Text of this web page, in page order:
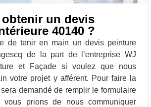
obtenir un devis
40140 ?
de tenir en main un devis peinture
de la part de l’entreprise WJ
et Façade si voulez que nous
votre projet y afférent. Pour faire la
demandé de remplir le formulaire
vous prions de nous communiquer